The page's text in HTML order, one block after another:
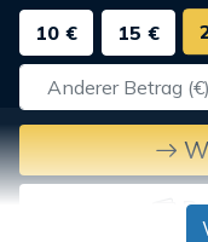
10 €
15 €